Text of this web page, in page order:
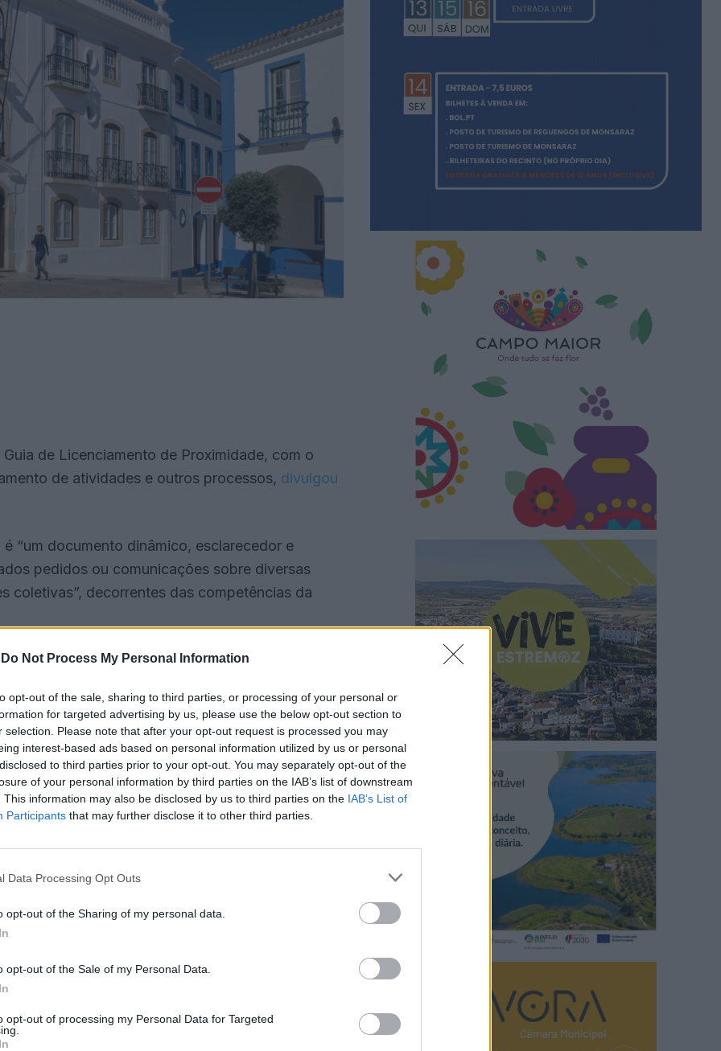
Do Not Process My Personal Information
opt-out of the sale, sharing to third parties, or processing of your personal or
for targeted advertising by us, please use the below opt-out section to
selection. Please note that after your opt-out request is processed you may
interest-based ads based on personal information utilized by us or personal
to third parties prior to your opt-out. You may separately opt-out of the
of your personal information by third parties on the IAB’s list of downstream
This information may also be disclosed by us to third parties on the IAB’s List of
Participants that may further disclose it to other third parties.
Data Processing Opt Outs
opt-out of the Sharing of my personal data.
opt-out of the Sale of my Personal Data.
opt-out of processing my Personal Data for Targeted
de Licenciamento de Proximidade, com o
de atividades e outros processos, divulgou
“um documento dinâmico, esclarecedor e
pedidos ou comunicações sobre diversas
coletivas”, decorrentes das competências da
processos nas áreas das Atividades
Civil e Gestão Florestal, Transportes, Mobilidade
com informação sobre a legislação e os
unico.